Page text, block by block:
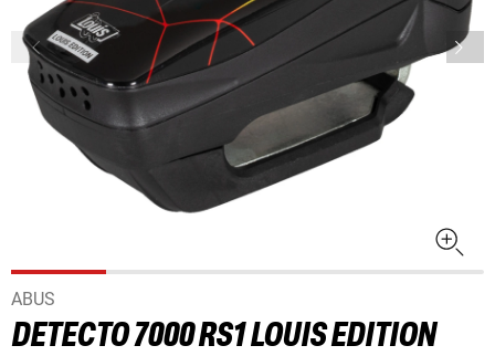
ABUS
DETECTO 7000 RS1 LOUIS EDITION